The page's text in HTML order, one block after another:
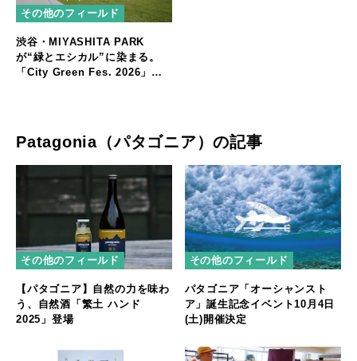
その他のフィールド
渋谷・MIYASHITA PARK
が“緑とエシカル”に染まる。
「City Green Fes. 2026」開
Patagonia（パタゴニア）の記事
その他のフィールド
【パタゴニア】自然の力を味わ
う、自然酒「繁土 ハンド
2025」登場
その他のフィールド
パタゴニア「オーシャンスト
ア」誕生記念イベント10月4日
(土)開催決定